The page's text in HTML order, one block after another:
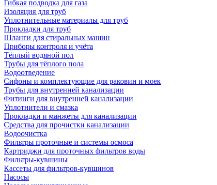
Гибкая подводка для газа
Изоляция для труб
Уплотнительные материалы для труб
Прокладки для труб
Шланги для стиральных машин
Приборы контроля и учёта
Тёплый водяной пол
Трубы для тёплого пола
Водоотведение
Сифоны и комплектующие для раковин и моек
Трубы для внутренней канализации
Фитинги для внутренней канализации
Уплотнители и смазка
Прокладки и манжеты для канализации
Средства для прочистки канализации
Водоочистка
Фильтры проточные и системы осмоса
Картриджи для проточных фильтров воды
Фильтры-кувшины
Кассеты для фильтров-кувшинов
Насосы